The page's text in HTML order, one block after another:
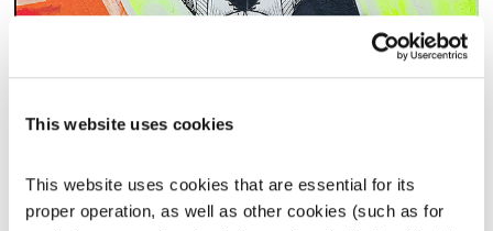
This website uses cookies
This website uses cookies that are essential for its
proper operation, as well as other cookies (such as for
כל יום מחדש
אמיר פרי